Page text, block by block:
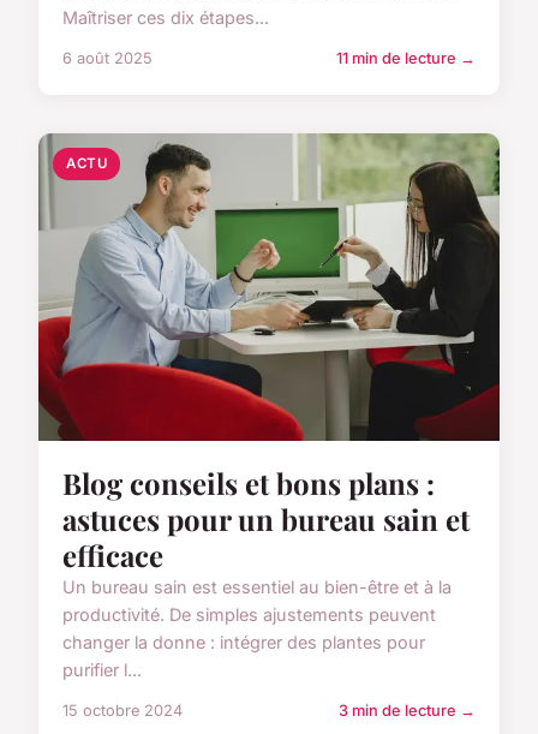
Maîtriser ces dix étapes...
6 août 2025 11 min de lecture →
ACTU
Blog conseils et bons plans :
astuces pour un bureau sain et
efficace
Un bureau sain est essentiel au bien-être et à la
productivité. De simples ajustements peuvent
changer la donne : intégrer des plantes pour
purifier l...
15 octobre 2024 3 min de lecture →